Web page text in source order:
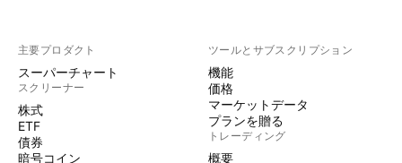
主要プロダクト
スーパーチャート
スクリーナー
株式
ETF
債券
暗号コイン
ツールとサブスクリプション
機能
価格
マーケットデータ
プランを贈る
トレーディング
概要